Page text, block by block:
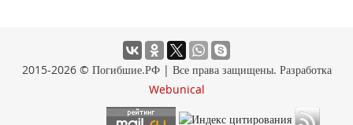
2015-2026 © Погибшие.РФ | Все права защищены. Разработка
Webunical